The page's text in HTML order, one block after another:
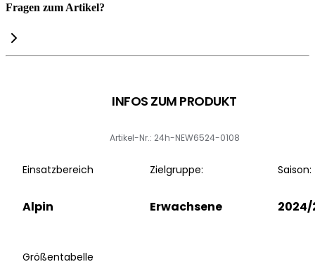
Fragen zum Artikel?
INFOS ZUM PRODUKT
Artikel-Nr.: 24h-NEW6524-0108
Einsatzbereich
Alpin
Zielgruppe:
Erwachsene
Saison:
2024/
Größentabelle